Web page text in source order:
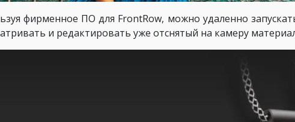
фирменное ПО для FrontRow, можно удаленно
и редактировать уже отснятый на камеру